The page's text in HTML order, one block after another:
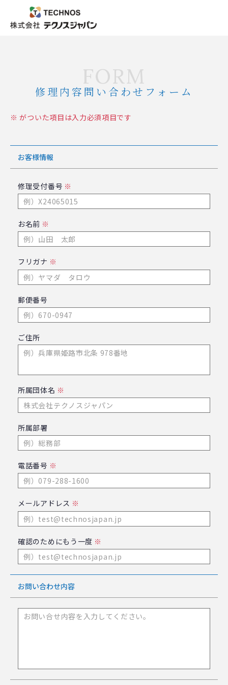
FORM
修理内容問い合わせフォーム
※ がついた項目は入力必須項目です
お客様情報
修理受付番号 ※
お名前 ※
フリガナ ※
郵便番号
ご住所
所属団体名 ※
所属部署
電話番号 ※
メールアドレス ※
確認のためにもう一度 ※
お問い合わせ内容